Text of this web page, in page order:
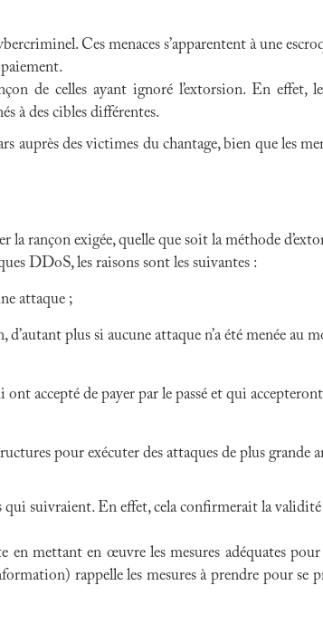
Ces menaces s’apparentent à une
de celles ayant ignoré l’extorsion. En effet,
à des cibles différentes.
des victimes du chantage, bien que les
la rançon exigée, quelle que soit la méthode
DDoS, les raisons sont les suivantes :
attaque ;
plus si aucune attaque n’a été menée au
accepté de payer par le passé et qui accepteront
pour exécuter des attaques de plus grande
suivraient. En effet, cela confirmerait la validité
en mettant en œuvre les mesures adéquates
rappelle les mesures à prendre pour se